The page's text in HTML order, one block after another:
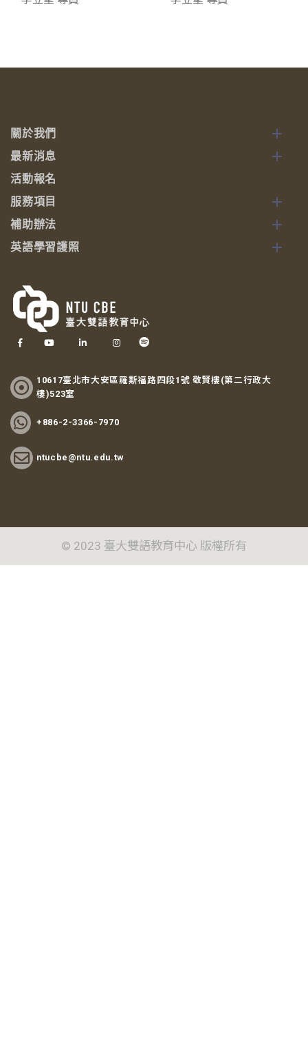
10617臺北市大安區羅斯福路四段1號 敬賢樓(第二行政大
樓)523室
+886-2-3366-7970
ntucbe@ntu.edu.tw
關於我們
最新消息
活動報名
服務項目
補助辦法
英語學習護照
© 2023 臺大雙語教育中心 版權所有